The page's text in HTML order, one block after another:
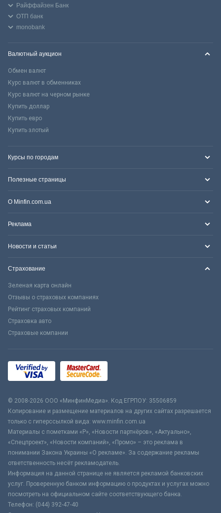
Райффайзен Банк
ОТП банк
monobank
Валютный аукцион
Обмен валют
Курс валют в обменниках
Курс валют на черном рынке
Купить доллар
Купить евро
Купить злотый
Курсы по городам
Полезные страницы
О Minfin.com.ua
Реклама
Новости и статьи
Страхование
Зеленая карта онлайн
Отзывы о страховых компаниях
Рейтинг страховых компаний
Страховка авто
Страховые компании
© 2008-2026 ООО «МинфинМедиа». Код ЕГРПОУ: 35506859
Копирование и размещение материалов на других сайтах разрешается
только с гиперссылкой вида: www.minfin.com.ua
Материалы с пометками «Р», «Новости партнёров», «Актуально»,
«Спецпроект», «Новости компаний», «Промо» – это реклама в
понимании Закона Украины «О рекламе». За содержание рекламы
ответственность несёт рекламодатель.
Информация на данной странице не является рекламой банковских
услуг. Проверенную банком информацию о продуктах и услугах можно
посмотреть на официальном сайте соответствующего банка.
Телефон: (044) 392-47-40